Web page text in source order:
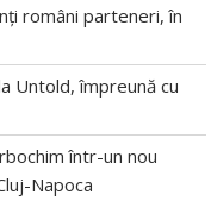
români parteneri, în
Untold, împreună cu
într-un nou
Napoca